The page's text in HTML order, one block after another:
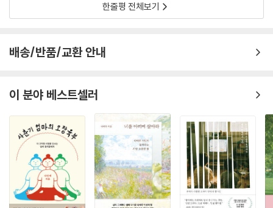
한줄평 전체보기
배송/반품/교환 안내
이 분야 베스트셀러